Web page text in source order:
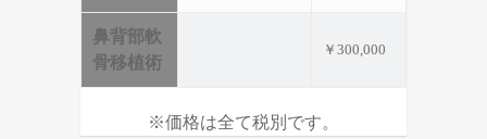
鼻背部軟
骨移植術
￥300,000
※価格は全て税別です。